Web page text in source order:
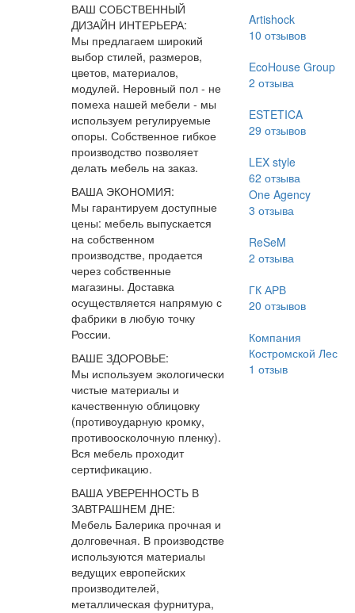
ВАШ СОБСТВЕННЫЙ
ДИЗАЙН ИНТЕРЬЕРА:
Мы предлагаем широкий
выбор стилей, размеров,
цветов, материалов,
модулей. Неровный пол - не
помеха нашей мебели - мы
используем регулируемые
опоры. Собственное гибкое
производство позволяет
делать мебель на заказ.
ВАША ЭКОНОМИЯ:
Мы гарантируем доступные
цены: мебель выпускается
на собственном
производстве, продается
через собственные
магазины. Доставка
осуществляется напрямую с
фабрики в любую точку
России.
ВАШЕ ЗДОРОВЬЕ:
Мы используем экологически
чистые материалы и
качественную облицовку
(противоударную кромку,
противоосколочную пленку).
Вся мебель проходит
сертификацию.
ВАША УВЕРЕННОСТЬ В
ЗАВТРАШНЕМ ДНЕ:
Мебель Балерика прочная и
долговечная. В производстве
используются материалы
ведущих европейских
производителей,
металлическая фурнитура,
Artishock
10 отзывов
EcoHouse Group
2 отзыва
ESTETICA
29 отзывов
LEX style
62 отзыва
One Agency
3 отзыва
ReSeM
2 отзыва
ГК АРВ
20 отзывов
Компания
Костромской Лес
1 отзыв